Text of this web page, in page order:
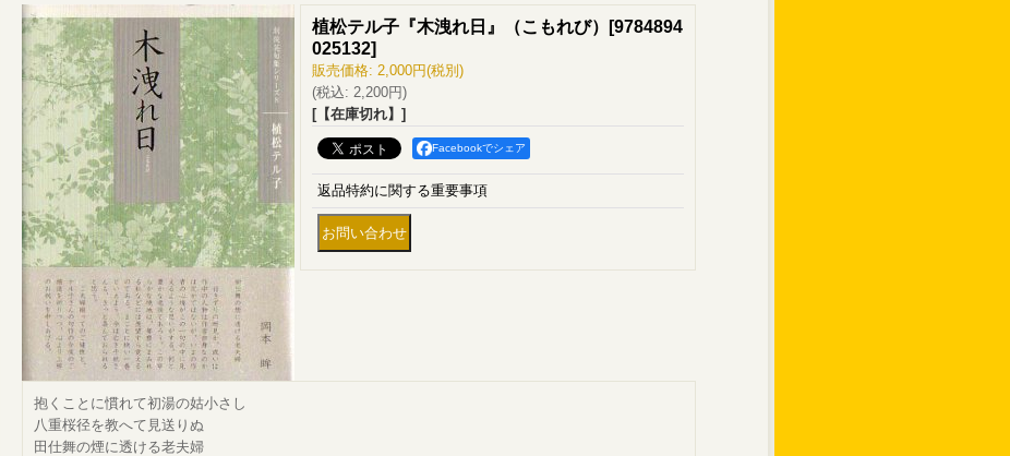
植松テル子『木洩れ日』（こもれび） [9784894
025132]
販売価格: 2,000円(税別)
(税込: 2,200円)
[【在庫切れ】]
Facebookでシェア
返品特約に関する重要事項
抱くことに慣れて初湯の姑小さし
八重桜径を教へて見送りぬ
田仕舞の煙に透ける老夫婦